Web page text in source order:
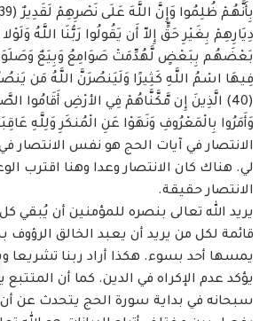
دِيَارِهِمْ بِغَيْرِ حَقٍّ إِلاّ أَن يَقُولُوا رَبُّنَا اللَّهُ
بَعْضَهُم بِبَعْضٍ لَّهُدِّمَتْ ‏صَوَامِعُ وَبِيَعٌ
فِيهَا اسْمُ اللَّهِ كَثِيرًا وَلَيَنصُرَنَّ اللَّهُ مَن
(40) ‏الَّذِينَ إِن مَّكَّنَّاهُمْ فِي الأرْضِ أَقَامُوا
الانتصار في آيات الحج هو نفس الانتصار
لي. هناك كان الانتصار ‏وعدا وهنا اقترب
الانتصار حقيقة. ‏
يريد الله تعالى بنصره للمؤمنين أن يُبقي
قائمة لكل من يريد أن يعبد الخالق ‏الرؤوف
يمسها أحد بسوء. هكذا أراد ربنا تشريعا
يؤكد ‏عدم الإكراه في الدين. كما أن المتتبع
سبحانه في بداية سورة الحج يتحدث عن ‏أن